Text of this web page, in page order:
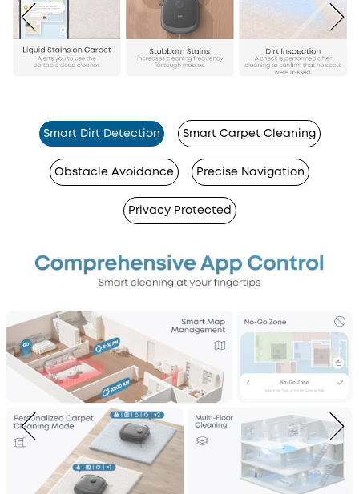
Smart Dirt Detection Smart Carpet Cleaning
Obstacle Avoidance Precise Navigation
Privacy Protected